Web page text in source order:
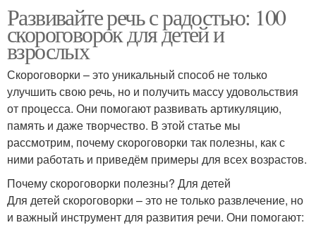
Развивайте речь с радостью: 100
скороговорок для детей и
взрослых
Скороговорки – это уникальный способ не только
улучшить свою речь, но и получить массу удовольствия
от процесса. Они помогают развивать артикуляцию,
память и даже творчество. В этой статье мы
рассмотрим, почему скороговорки так полезны, как с
ними работать и приведём примеры для всех возрастов.
Почему скороговорки полезны? Для детей
Для детей скороговорки – это не только развлечение, но
и важный инструмент для развития речи. Они помогают: